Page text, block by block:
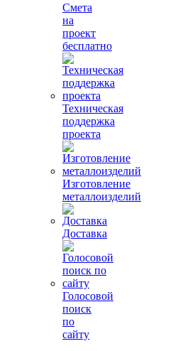
Смета
на
проект
бесплатно
Техническая
поддержка
проекта
Изготовление
металлоизделий
Доставка
Голосовой
поиск
по
сайту